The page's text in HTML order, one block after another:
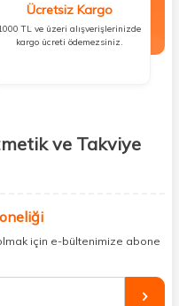
Ücretsiz Kargo
TL ve üzeri alışverişlerinizde
kargo ücreti ödemezsiniz.
ve Takviye
sizlerle
gerek yok;
topluyor ve kapınıza kadar
güzelliğinizi tamamlayabilir,
için e-bültenimize abone